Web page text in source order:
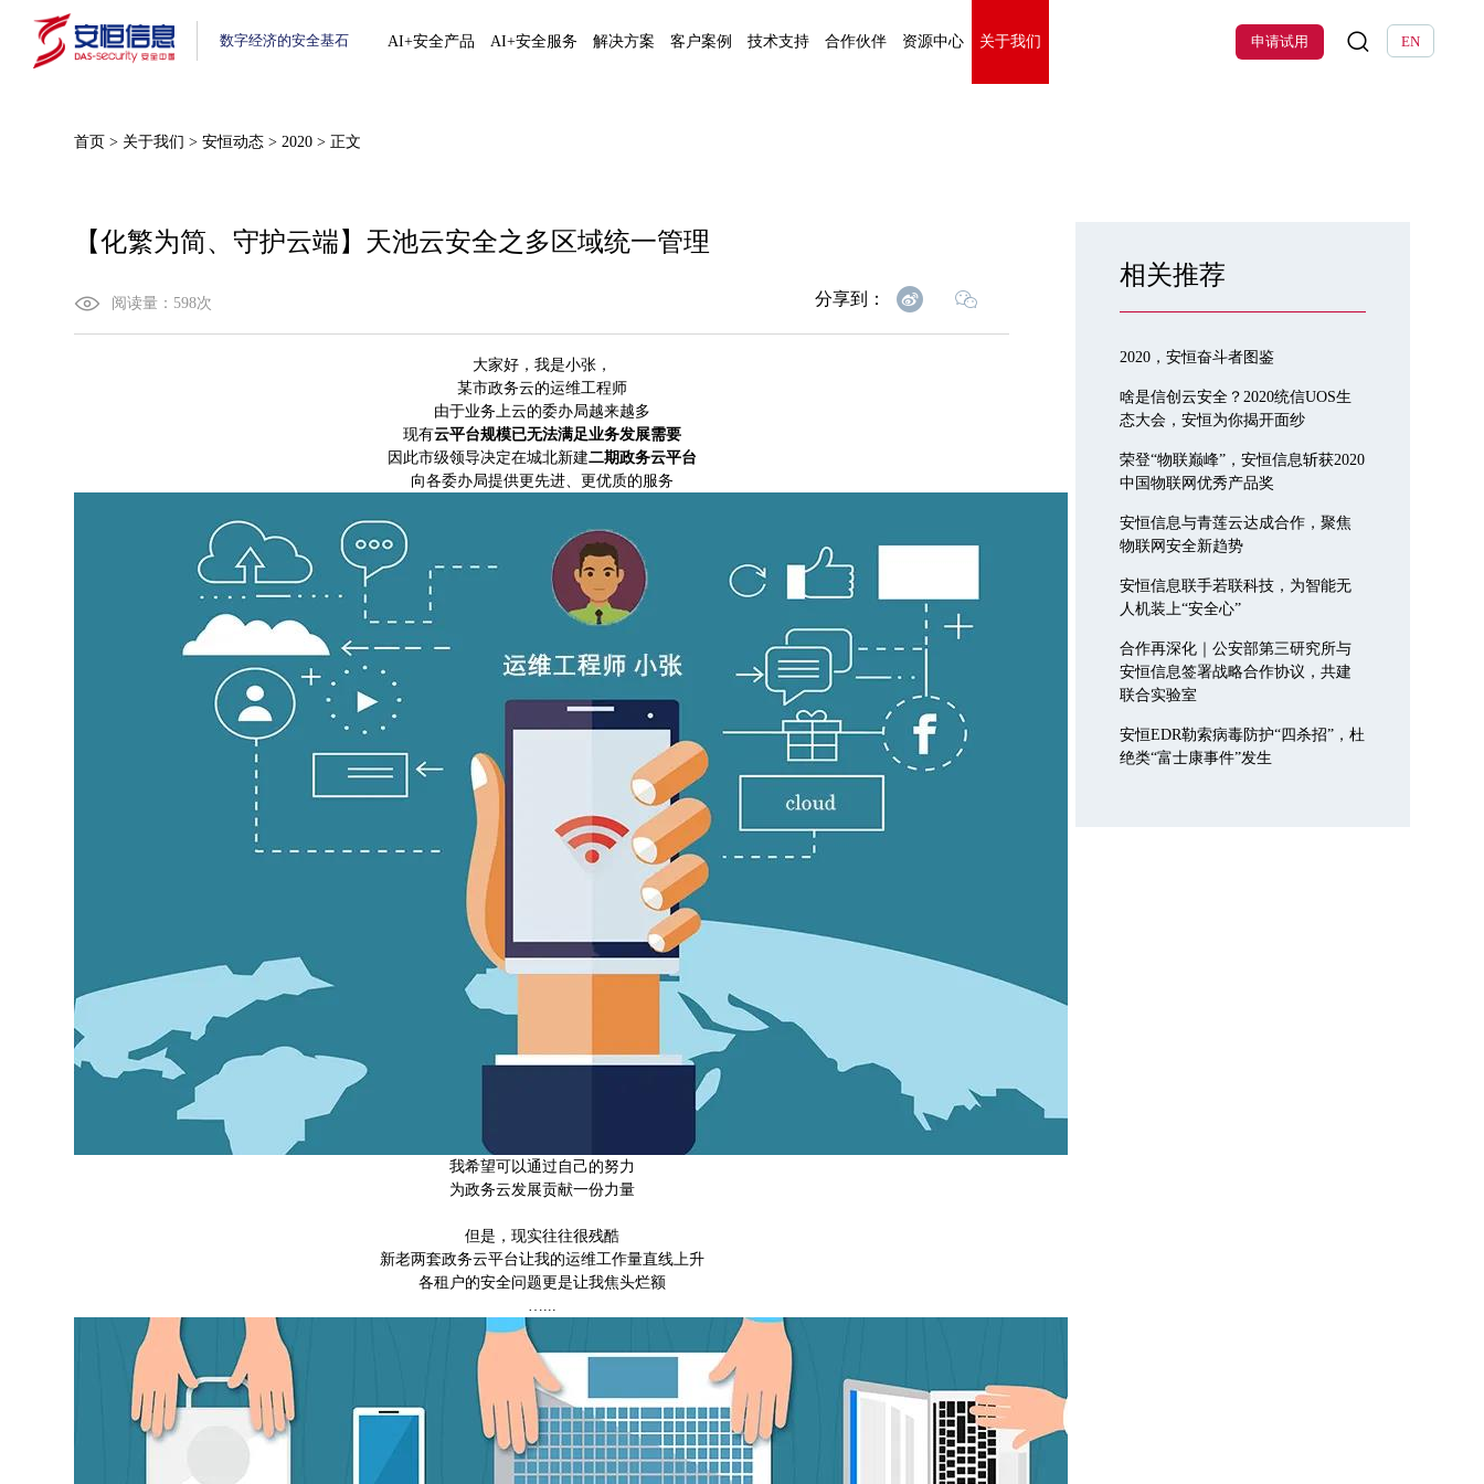
数字经济的安全基石 AI+安全产品 AI+安全服务 解决方案 客户案例 技术支持 合作伙伴 资源中心 关于我们 EN
申请试用
首页 > 关于我们 >安恒动态 >2020 > 正文
【化繁为简、守护云端】天池云安全之多区域统一管理
阅读量： 598次 分享到：
大家好，我是小张，
某市政务云的运维工程师
由于业务上云的委办局越来越多
现有云平台规模已无法满足业务发展需要
因此市级领导决定在城北新建二期政务云平台
向各委办局提供更先进、更优质的服务
我希望可以通过自己的努力
为政务云发展贡献一份力量
但是，现实往往很残酷
新老两套政务云平台让我的运维工作量直线上升
各租户的安全问题更是让我焦头烂额
相关推荐
2020，安恒奋斗者图鉴
啥是信创云安全？2020统信UOS生
态大会，安恒为你揭开面纱
荣登“物联巅峰”，安恒信息斩获2020
中国物联网优秀产品奖
安恒信息与青莲云达成合作，聚焦
物联网安全新趋势
安恒信息联手若联科技，为智能无
人机装上“安全心”
合作再深化｜公安部第三研究所与
安恒信息签署战略合作协议，共建
联合实验室
安恒EDR勒索病毒防护“四杀招”，杜
绝类“富士康事件”发生